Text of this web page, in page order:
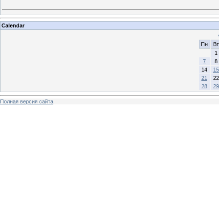
Calendar
Пн
Вт
1
7
8
14
15
21
22
28
29
Полная версия сайта